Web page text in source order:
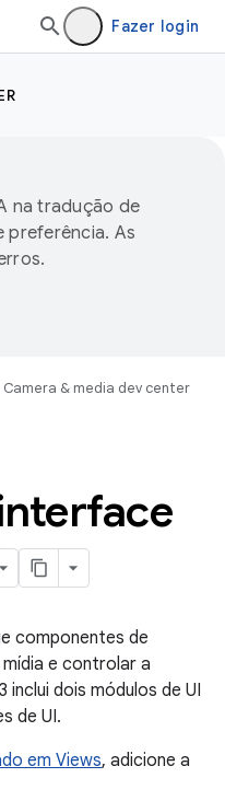
Fazer login
na tradução de
preferência. As
Camera & media dev center
componentes de
e controlar a
dois módulos de UI
de UI.
em Views, adicione a